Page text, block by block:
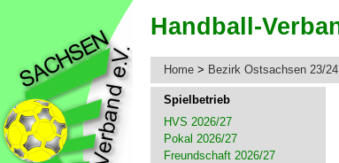
Home > Bezirk Ostsachsen 23/24
Spielbetrieb
HVS 2026/27
Pokal 2026/27
Freundschaft 2026/27